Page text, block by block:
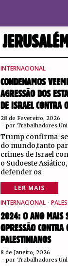
JERUSALÉM
INTERNACIONAL
CONDENAMOS
AGRESSÃO DOS
DE ISRAEL CONTRA
28 de Fevereiro, 2026
por Trabalhadores
Trump confirma-
do mundo,tanto
crimes de Israel
o Sudoeste
defender os
LER MAIS
INTERNACIONAL ·
2024: O ANO MAIS
OPRESSÃO
PALESTINIANOS
8 de Janeiro, 2026
por Trabalhadores